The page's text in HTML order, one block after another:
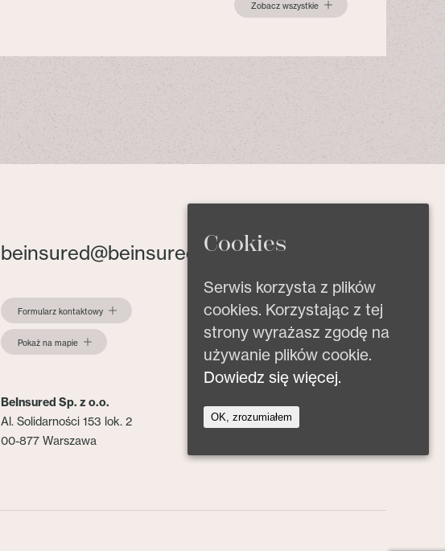
Zobacz wszystkie
beinsured@beinsured.pl
Formularz kontaktowy
Pokaż na mapie
BeInsured Sp. z o.o.
Al. Solidarności 153 lok. 2
00-877 Warszawa
Cookies
Serwis korzysta z plików
cookies. Korzystając z tej
strony wyrażasz zgodę na
używanie plików cookie.
Dowiedz się więcej.
OK, zrozumiałem